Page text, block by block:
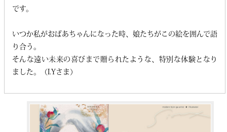
です。
いつか私がおばあちゃんになった時、娘たちがこの絵を囲んで語
り合う。
そんな遠い未来の喜びまで贈られたような、特別な体験となり
ました。（I.Yさま）